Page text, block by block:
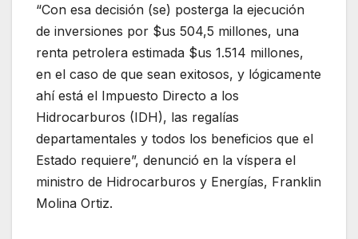
“Con esa decisión (se) posterga la ejecución
de inversiones por $us 504,5 millones, una
renta petrolera estimada $us 1.514 millones,
en el caso de que sean exitosos, y lógicamente
ahí está el Impuesto Directo a los
Hidrocarburos (IDH), las regalías
departamentales y todos los beneficios que el
Estado requiere”, denunció en la víspera el
ministro de Hidrocarburos y Energías, Franklin
Molina Ortiz.